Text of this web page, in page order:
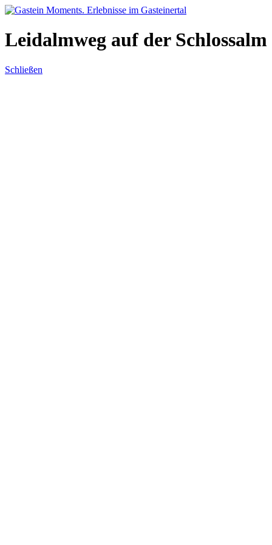
Direkt zum Inhalt
Leidalmweg auf der Schlossalm
Schließen